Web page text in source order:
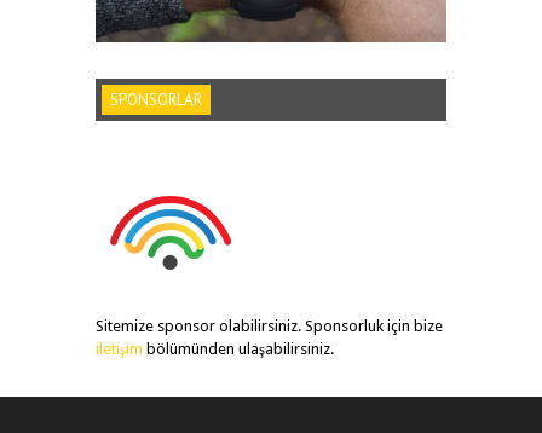
SPONSORLAR
Sitemize sponsor olabilirsiniz. Sponsorluk için bize
iletişim bölümünden ulaşabilirsiniz.